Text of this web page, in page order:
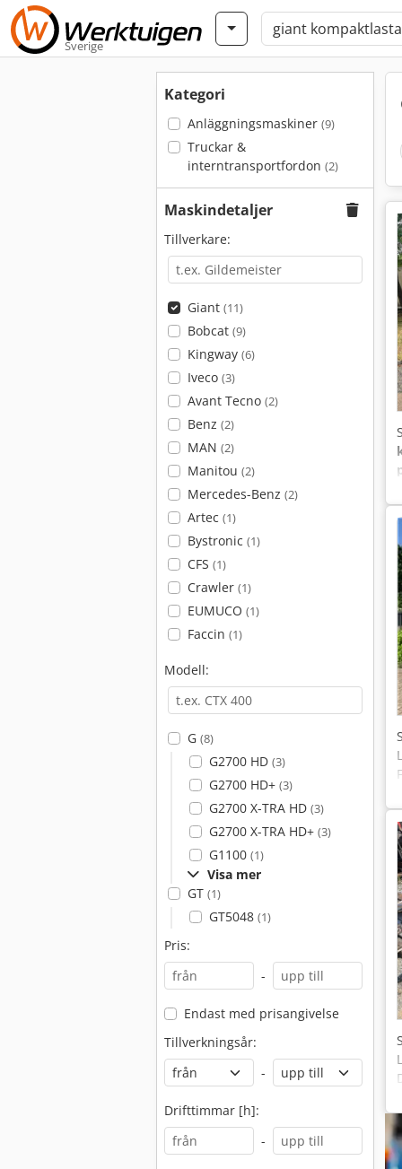
Sverige
Kategori
Anläggningsmaskiner (9)
Truckar &
interntransportfordon (2)
Maskindetaljer
Tillverkare:
Giant (11)
Bobcat (9)
Kingway (6)
Iveco (3)
Avant Tecno (2)
Benz (2)
MAN (2)
Manitou (2)
Mercedes-Benz (2)
Artec (1)
Bystronic (1)
CFS (1)
Crawler (1)
EUMUCO (1)
Faccin (1)
Modell:
G (8)
G2700 HD (3)
G2700 HD+ (3)
G2700 X-TRA HD (3)
G2700 X-TRA HD+ (3)
G1100 (1)
Visa mer
GT (1)
GT5048 (1)
Pris:
-
Endast med prisangivelse
Tillverkningsår:
-
Drifttimmar [h]:
-